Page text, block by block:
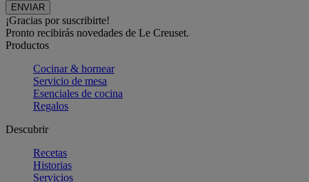
¡Gracias por suscribirte!
Pronto recibirás novedades de Le Creuset.
Productos
Cocinar & hornear
Servicio de mesa
Esenciales de cocina
Regalos
Descubrir
Recetas
Historias
Servicios